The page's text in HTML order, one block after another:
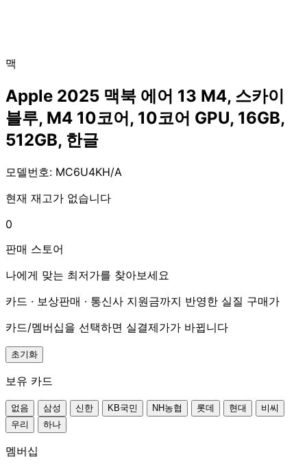
맥
Apple 2025 맥북 에어 13 M4, 스카이
블루, M4 10코어, 10코어 GPU, 16GB,
512GB, 한글
모델번호: MC6U4KH/A
현재 재고가 없습니다
0
판매 스토어
나에게 맞는 최저가를 찾아보세요
카드 · 보상판매 · 통신사 지원금까지 반영한 실질 구매가
카드/멤버십을 선택하면 실결제가가 바뀝니다
초기화
보유 카드
없음 삼성 신한 KB국민 NH농협 롯데 현대
비씨
우리
하나
멤버십